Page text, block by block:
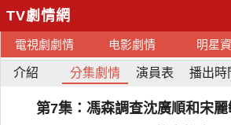
TV劇情網
電視劇劇情 电影劇情 明星
介紹 分集劇情 演員表 播出時
第7集：馮森調查沈廣順和宋